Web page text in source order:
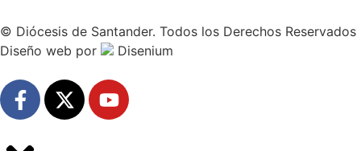
© Diócesis de Santander. Todos los Derechos Reservados
Diseño web por Disenium